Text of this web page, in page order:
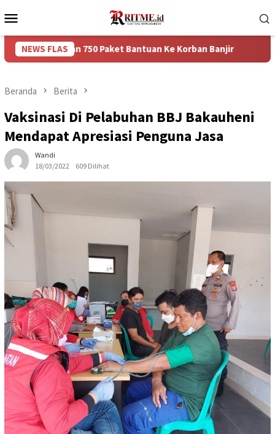
ke
Mobile
NEWS FLAS
750 Paket Bantuan Ke Korban Banjir Puncak
Beranda Berita
Vaksinasi Di Pelabuhan BBJ Bakauheni
Mendapat Apresiasi Penguna Jasa
Wandi
18/03/2022
609 Dilihat